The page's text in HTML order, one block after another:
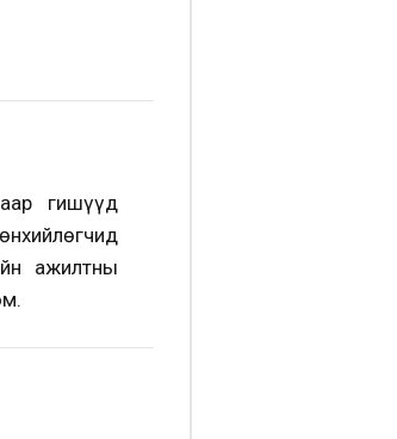
гишүүд
ажилтны